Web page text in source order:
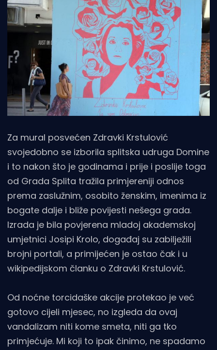
Za mural posvećen Zdravki Krstulović
svojedobno se izborila splitska udruga Domine
i to nakon što je godinama i prije i poslije toga
od Grada Splita tražila primjereniji odnos
prema zaslužnim, osobito ženskim, imenima iz
bogate dalje i bliže povijesti nešega grada.
Izrada je bila povjerena mladoj akademskoj
umjetnici Josipi Krolo, događaj su zabilježili
brojni portali, a primijećen je ostao čak i u
wikipedijskom članku o Zdravki Krstulović.
Od noćne torcidaške akcije protekao je već
gotovo cijeli mjesec, no izgleda da ovaj
vandalizam niti kome smeta, niti ga tko
primjećuje. Mi koji to ipak činimo, ne spadamo